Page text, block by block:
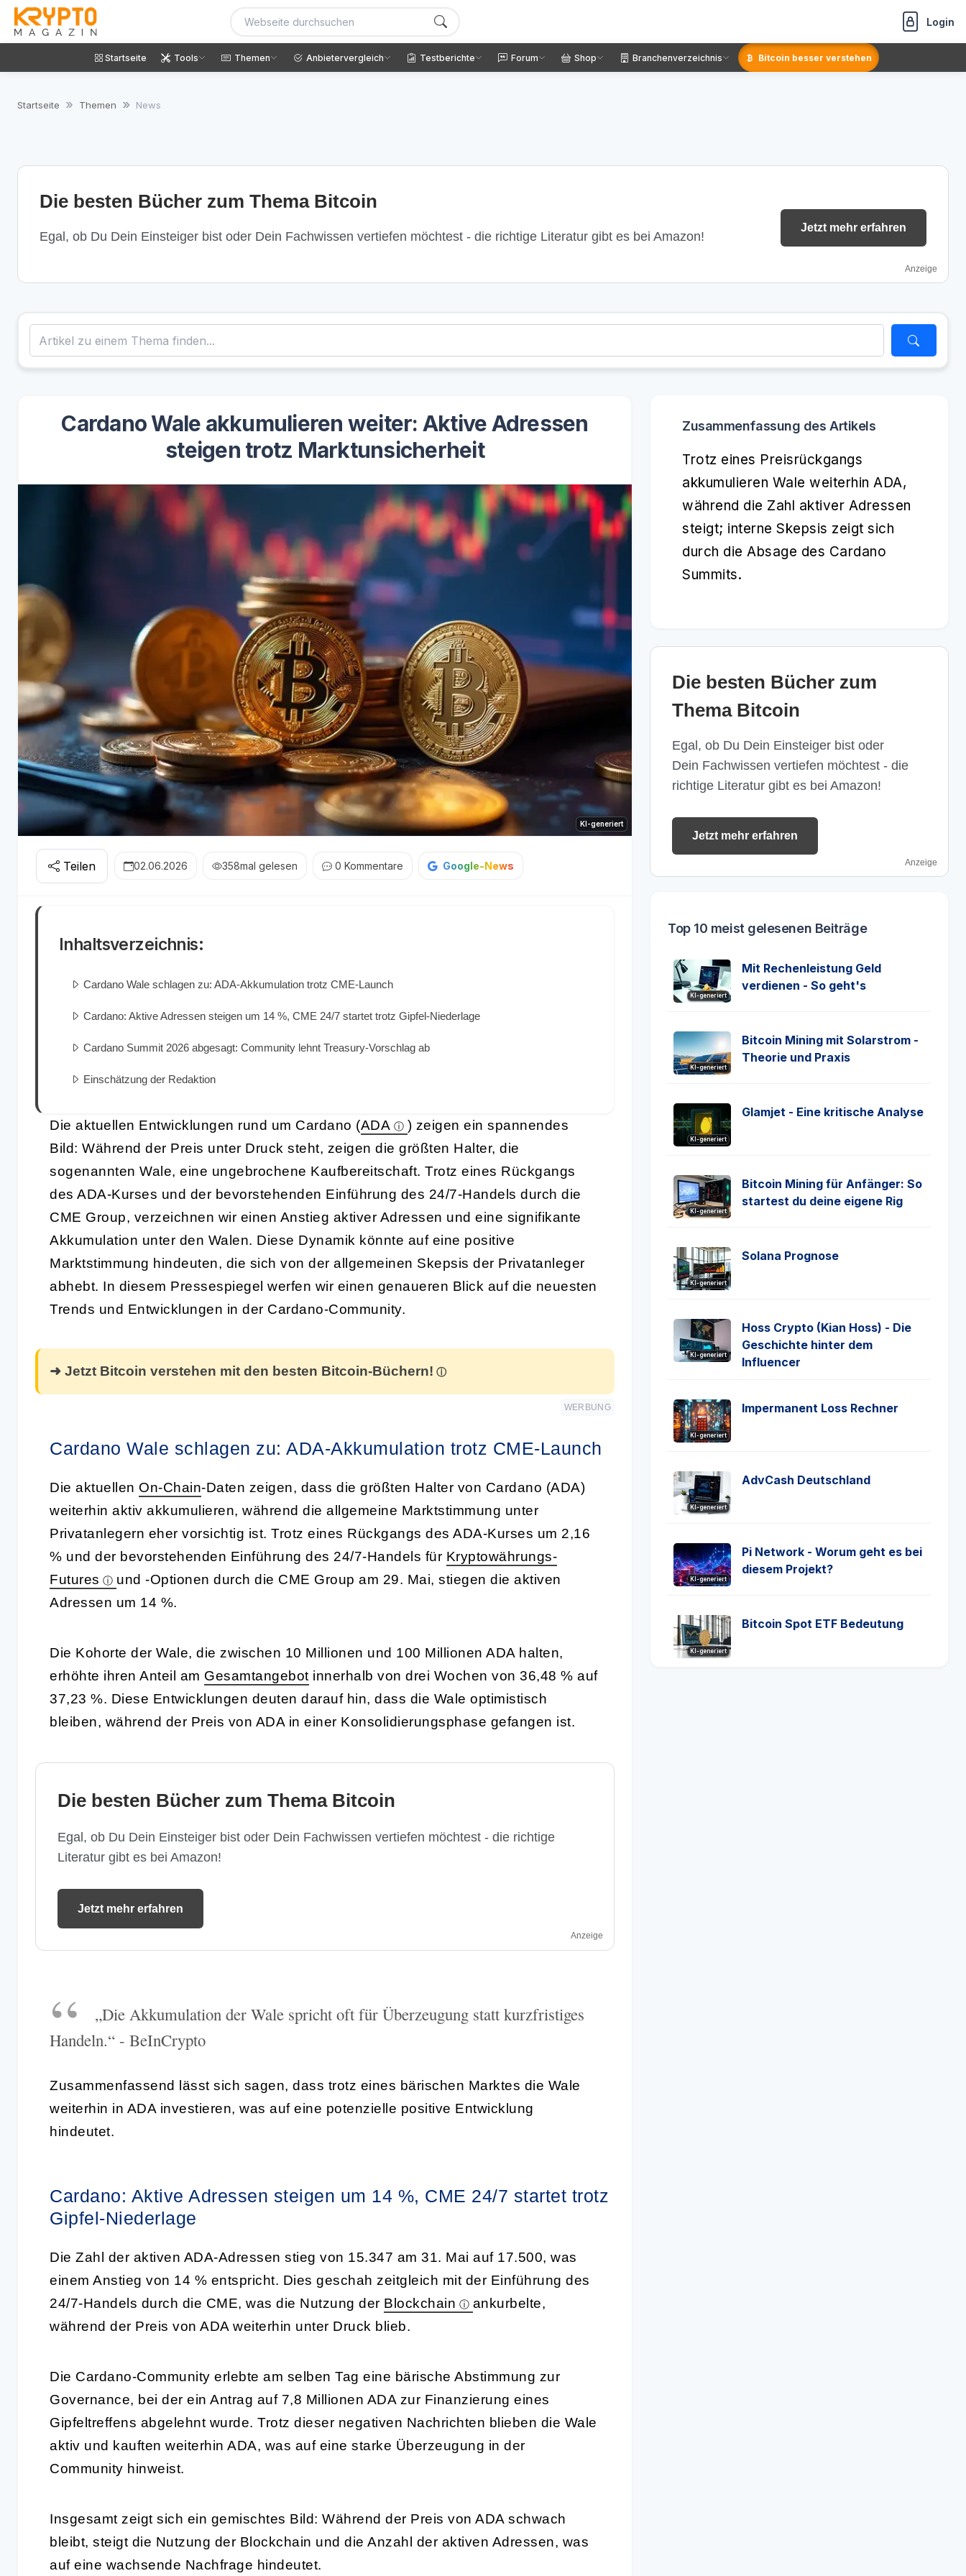
Login
Startseite Tools Themen Anbietervergleich Testberichte Forum Shop Branchenverzeichnis Bitcoin besser verstehen
Startseite Themen News
Die besten Bücher zum Thema Bitcoin
Egal, ob Du Dein Einsteiger bist oder Dein Fachwissen vertiefen möchtest - die richtige Literatur gibt es bei Amazon!
Jetzt mehr erfahren
Anzeige
Cardano Wale akkumulieren weiter: Aktive Adressen
steigen trotz Marktunsicherheit
KI-generiert
Teilen 02.06.2026 358mal gelesen 0 Kommentare Google-News
Inhaltsverzeichnis:
Cardano Wale schlagen zu: ADA-Akkumulation trotz CME-Launch
Cardano: Aktive Adressen steigen um 14 %, CME 24/7 startet trotz Gipfel-Niederlage
Cardano Summit 2026 abgesagt: Community lehnt Treasury-Vorschlag ab
Einschätzung der Redaktion
Die aktuellen Entwicklungen rund um Cardano (ADA
) zeigen ein spannendes
Bild: Während der Preis unter Druck steht, zeigen die größten Halter, die
sogenannten Wale, eine ungebrochene Kaufbereitschaft. Trotz eines Rückgangs
des ADA-Kurses und der bevorstehenden Einführung des 24/7-Handels durch die
CME Group, verzeichnen wir einen Anstieg aktiver Adressen und eine signifikante
Akkumulation unter den Walen. Diese Dynamik könnte auf eine positive
Marktstimmung hindeuten, die sich von der allgemeinen Skepsis der Privatanleger
abhebt. In diesem Pressespiegel werfen wir einen genaueren Blick auf die neuesten
Trends und Entwicklungen in der Cardano-Community.
➜ Jetzt Bitcoin verstehen mit den besten Bitcoin-Büchern!
WERBUNG
Cardano Wale schlagen zu: ADA-Akkumulation trotz CME-Launch
Die aktuellen On-Chain-Daten zeigen, dass die größten Halter von Cardano (ADA)
weiterhin aktiv akkumulieren, während die allgemeine Marktstimmung unter
Privatanlegern eher vorsichtig ist. Trotz eines Rückgangs des ADA-Kurses um 2,16
% und der bevorstehenden Einführung des 24/7-Handels für Kryptowährungs-
Futures
und -Optionen durch die CME Group am 29. Mai, stiegen die aktiven
Adressen um 14 %.
Die Kohorte der Wale, die zwischen 10 Millionen und 100 Millionen ADA halten,
erhöhte ihren Anteil am Gesamtangebot innerhalb von drei Wochen von 36,48 % auf
37,23 %. Diese Entwicklungen deuten darauf hin, dass die Wale optimistisch
bleiben, während der Preis von ADA in einer Konsolidierungsphase gefangen ist.
Die besten Bücher zum Thema Bitcoin
Egal, ob Du Dein Einsteiger bist oder Dein Fachwissen vertiefen möchtest - die richtige
Literatur gibt es bei Amazon!
Jetzt mehr erfahren
Anzeige
„Die Akkumulation der Wale spricht oft für Überzeugung statt kurzfristiges
Handeln.“ - BeInCrypto
Zusammenfassend lässt sich sagen, dass trotz eines bärischen Marktes die Wale
weiterhin in ADA investieren, was auf eine potenzielle positive Entwicklung
hindeutet.
Cardano: Aktive Adressen steigen um 14 %, CME 24/7 startet trotz
Gipfel-Niederlage
Die Zahl der aktiven ADA-Adressen stieg von 15.347 am 31. Mai auf 17.500, was
einem Anstieg von 14 % entspricht. Dies geschah zeitgleich mit der Einführung des
24/7-Handels durch die CME, was die Nutzung der Blockchain
ankurbelte,
während der Preis von ADA weiterhin unter Druck blieb.
Die Cardano-Community erlebte am selben Tag eine bärische Abstimmung zur
Governance, bei der ein Antrag auf 7,8 Millionen ADA zur Finanzierung eines
Gipfeltreffens abgelehnt wurde. Trotz dieser negativen Nachrichten blieben die Wale
aktiv und kauften weiterhin ADA, was auf eine starke Überzeugung in der
Community hinweist.
Insgesamt zeigt sich ein gemischtes Bild: Während der Preis von ADA schwach
bleibt, steigt die Nutzung der Blockchain und die Anzahl der aktiven Adressen, was
auf eine wachsende Nachfrage hindeutet.
Zusammenfassung des Artikels
Trotz eines Preisrückgangs
akkumulieren Wale weiterhin ADA,
während die Zahl aktiver Adressen
steigt; interne Skepsis zeigt sich
durch die Absage des Cardano
Summits.
Die besten Bücher zum
Thema Bitcoin
Egal, ob Du Dein Einsteiger bist oder
Dein Fachwissen vertiefen möchtest - die
richtige Literatur gibt es bei Amazon!
Jetzt mehr erfahren
Anzeige
Top 10 meist gelesenen Beiträge
KI-generiert
Mit Rechenleistung Geld
verdienen - So geht's
KI-generiert
Bitcoin Mining mit Solarstrom -
Theorie und Praxis
KI-generiert
Glamjet - Eine kritische Analyse
KI-generiert
Bitcoin Mining für Anfänger: So
startest du deine eigene Rig
KI-generiert
Solana Prognose
KI-generiert
Hoss Crypto (Kian Hoss) - Die
Geschichte hinter dem
Influencer
KI-generiert
Impermanent Loss Rechner
KI-generiert
AdvCash Deutschland
KI-generiert
Pi Network - Worum geht es bei
diesem Projekt?
KI-generiert
Bitcoin Spot ETF Bedeutung